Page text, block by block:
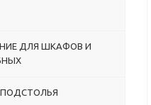
ДЛЯ ШКАФОВ И